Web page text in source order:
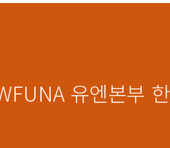
유엔본부